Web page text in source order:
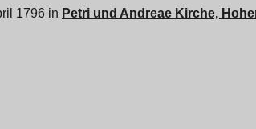
1796 in Petri und Andreae Kirche,